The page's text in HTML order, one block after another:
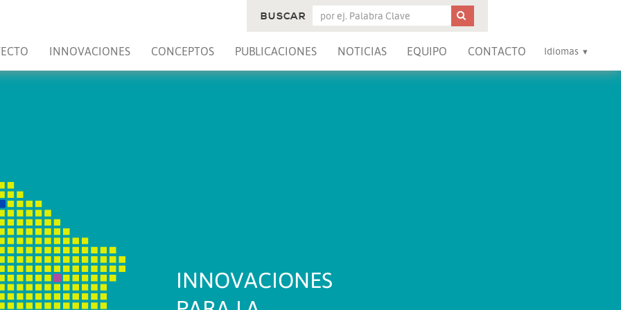
INNOVACIONES CONCEPTOS PUBLICACIONES NOTICIAS EQUIPO CONTACTO Idiomas
BUSCAR
INNOVACIONES